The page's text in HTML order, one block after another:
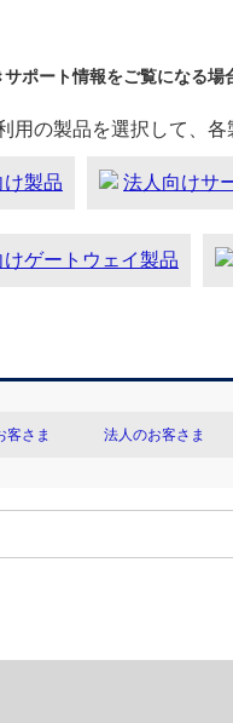
サポート情報をご覧になる場
用の製品を選択して、
製品 法人向けサ
けゲートウェイ製品
客さま 法人のお客さま